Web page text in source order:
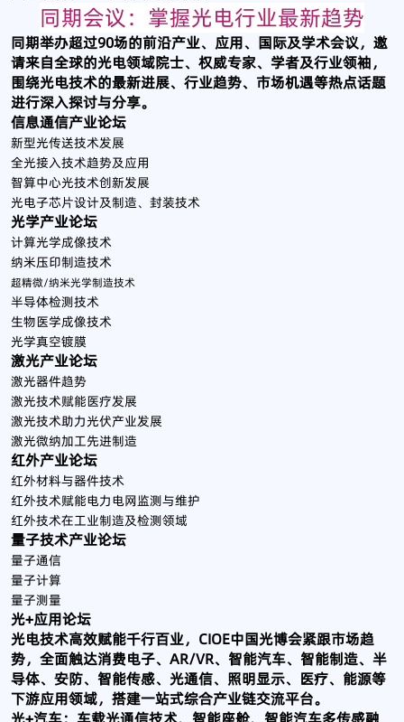
同期会议：掌握光电行业最新趋势
同期举办超过90场的前沿产业、应用、国际及学术会议，邀
请来自全球的光电领域院士、权威专家、学者及行业领袖，
围绕光电技术的最新进展、行业趋势、市场机遇等热点话题
进行深入探讨与分享。
信息通信产业论坛
新型光传送技术发展
全光接入技术趋势及应用
智算中心光技术创新发展
光电子芯片设计及制造、封装技术
光学产业论坛
计算光学成像技术
纳米压印制造技术
超精微/纳米光学制造技术
半导体检测技术
生物医学成像技术
光学真空镀膜
激光产业论坛
激光器件趋势
激光技术赋能医疗发展
激光技术助力光伏产业发展
激光微纳加工先进制造
红外产业论坛
红外材料与器件技术
红外技术赋能电力电网监测与维护
红外技术在工业制造及检测领域
量子技术产业论坛
量子通信
​量子计算
量子测量
光+应用论坛
光电技术高效赋能千行百业，CIOE中国光博会紧跟市场趋
势，全面触达消费电子、AR/VR、智能汽车、智能制造、半
导体、安防、智能传感、光通信、照明显示、医疗、能源等
下游应用领域，搭建一站式综合产业链交流平台。